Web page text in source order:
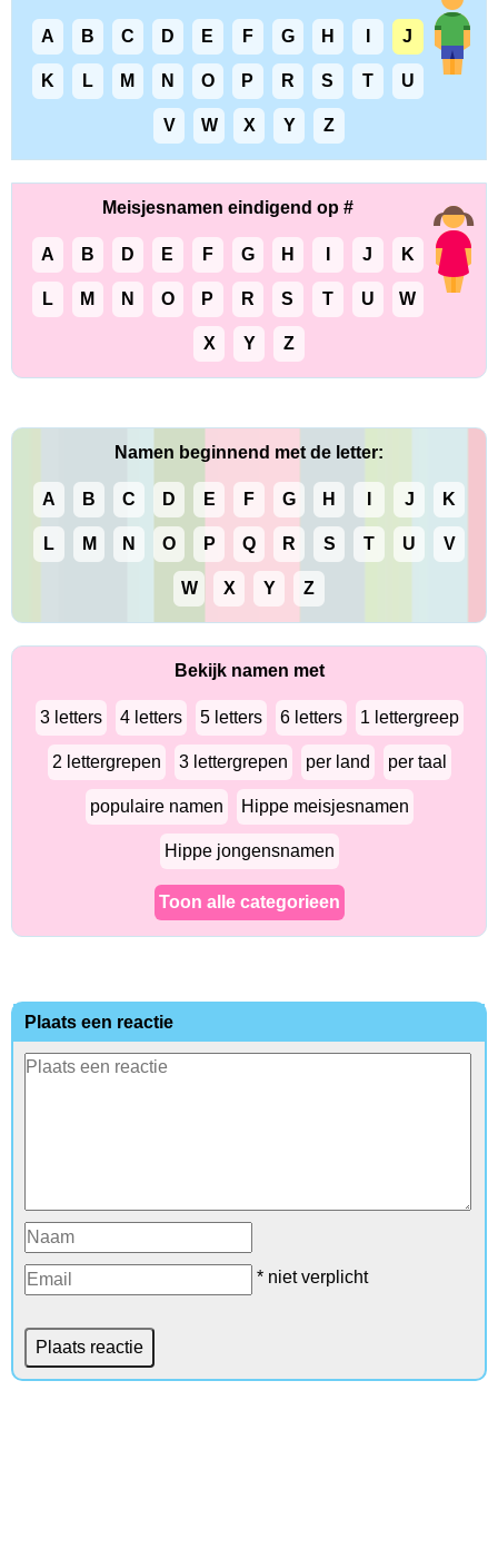
A B C D E F G H J
K L M N O P R S T U
V W X Y Z
Meisjesnamen eindigend op #
A B D E F G H J K
L M N O P R S T U W
X Y Z
Namen beginnend met de letter:
A B C D E F G H J K
L M N O P Q R S T U V
W X Y Z
Bekijk namen met
3 letters 4 letters 5 letters 6 letters 1 lettergreep
2 lettergrepen 3 lettergrepen per land per taal
populaire namen Hippe meisjesnamen
Hippe jongensnamen
Toon alle categorieen
Plaats een reactie
* niet verplicht